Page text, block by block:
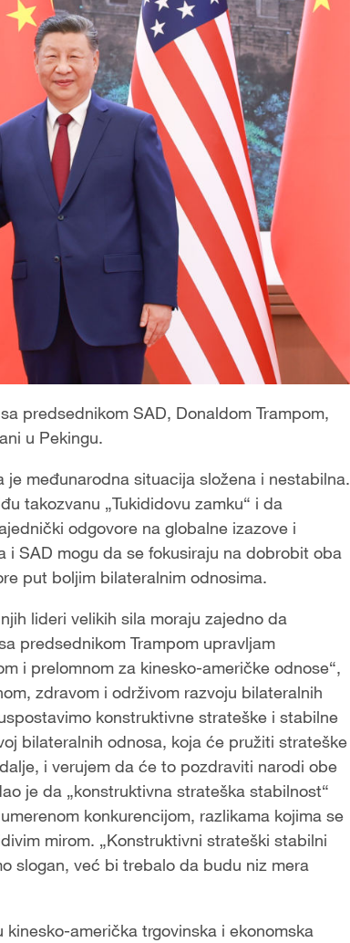
predsednikom SAD, Donaldom Trampom,
u Pekingu.
međunarodna situacija složena i nestabilna.
takozvanu „Tukididovu zamku“ i da
odgovore na globalne izazove i
SAD mogu da se fokusiraju na dobrobit oba
put boljim bilateralnim odnosima.
lideri velikih sila moraju zajedno da
predsednikom Trampom upravljam
i prelomnom za kinesko-američke odnose“,
zdravom i održivom razvoju bilateralnih
konstruktivne strateške i stabilne
bilateralnih odnosa, koja će pružiti strateške
i verujem da će to pozdraviti narodi obe
je da „konstruktivna strateška stabilnost“
konkurencijom, razlikama kojima se
mirom. „Konstruktivni strateški stabilni
slogan, već bi trebalo da budu niz mera
američka trgovinska i ekonomska